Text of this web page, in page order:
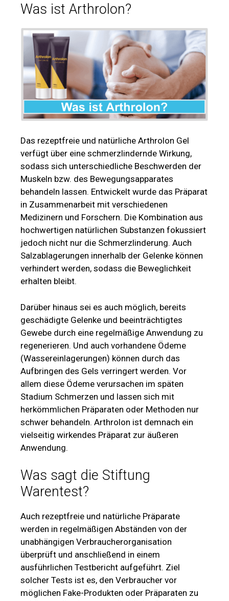
Was ist Arthrolon?
Das rezeptfreie und natürliche Arthrolon Gel
verfügt über eine schmerzlindernde Wirkung,
sodass sich unterschiedliche Beschwerden der
Muskeln bzw. des Bewegungsapparates
behandeln lassen. Entwickelt wurde das Präparat
in Zusammenarbeit mit verschiedenen
Medizinern und Forschern. Die Kombination aus
hochwertigen natürlichen Substanzen fokussiert
jedoch nicht nur die Schmerzlinderung. Auch
Salzablagerungen innerhalb der Gelenke können
verhindert werden, sodass die Beweglichkeit
erhalten bleibt.
Darüber hinaus sei es auch möglich, bereits
geschädigte Gelenke und beeinträchtigtes
Gewebe durch eine regelmäßige Anwendung zu
regenerieren. Und auch vorhandene Ödeme
(Wassereinlagerungen) können durch das
Aufbringen des Gels verringert werden. Vor
allem diese Ödeme verursachen im späten
Stadium Schmerzen und lassen sich mit
herkömmlichen Präparaten oder Methoden nur
schwer behandeln. Arthrolon ist demnach ein
vielseitig wirkendes Präparat zur äußeren
Anwendung.
Was sagt die Stiftung
Warentest?
Auch rezeptfreie und natürliche Präparate
werden in regelmäßigen Abständen von der
unabhängigen Verbraucherorganisation
überprüft und anschließend in einem
ausführlichen Testbericht aufgeführt. Ziel
solcher Tests ist es, den Verbraucher vor
möglichen Fake-Produkten oder Präparaten zu